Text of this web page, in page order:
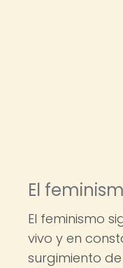
El
El feminismo
vivo y en
surgimiento